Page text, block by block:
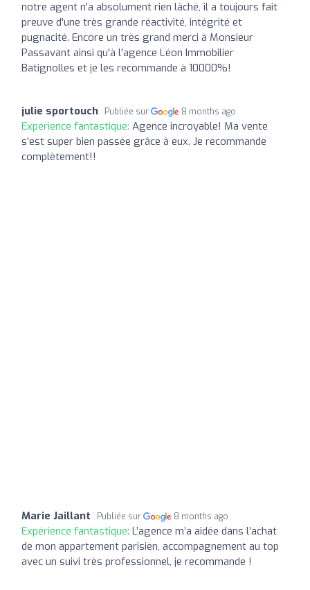
notre agent n'a absolument rien lâché, il a toujours fait
preuve d'une très grande réactivité, intégrité et
pugnacité. Encore un très grand merci à Monsieur
Passavant ainsi qu'à l'agence Léon Immobilier
Batignolles et je les recommande à 10000%!
julie sportouch Publiée sur 8 months ago
Expérience fantastique: Agence incroyable! Ma vente
s’est super bien passée grâce à eux. Je recommande
complètement!!
Marie Jaillant Publiée sur 8 months ago
Expérience fantastique: L’agence m’a aidée dans l’achat
de mon appartement parisien, accompagnement au top
avec un suivi très professionnel, je recommande !